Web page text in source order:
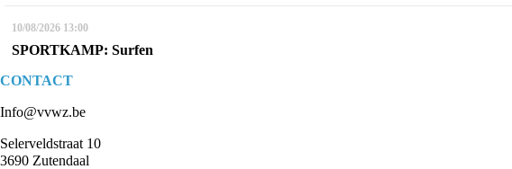
10/08/2026 13:00
SPORTKAMP: Surfen
CONTACT
Info@vvwz.be
Selerveldstraat 10
3690 Zutendaal